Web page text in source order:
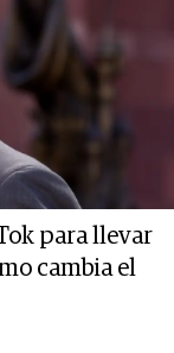
para llevar
cambia el